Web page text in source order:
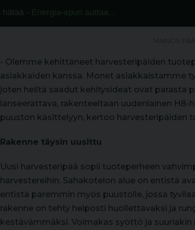
- Olemme kehittäneet harvesteripäiden
asiakkaiden kanssa. Monet asiakkaistamme
joten heiltä saadut kehitysideat ovat parasta
lanseerattava, rakenteeltaan uudenlainen H8-
puuston käsittelyyn, kertoo harvesteripäiden
Rakenne täysin uusittu
Uusi harvesteripää sopii tuoteperheen
harvestereihin. Sahakotelon alue on entistä
entistä paremmin myös puustolle, jossa
rakenne on tehty helposti huollettavaksi ja
kestävämmäksi. Voimakas syöttö ja